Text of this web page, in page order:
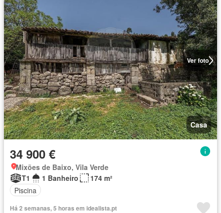
Ver foto
Casa
34 900 €
Mixões de Baixo, Vila Verde
T1
1 Banheiro
174 m²
Piscina
Há 2 semanas, 5 horas em idealista.pt